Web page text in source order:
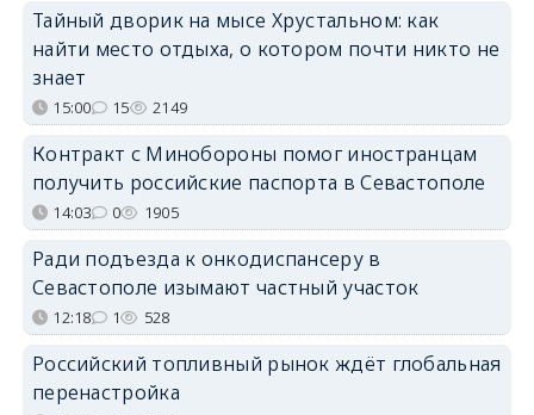
Тайный дворик на мысе Хрустальном: как
найти место отдыха, о котором почти никто не
знает
15:00 15 2149
Контракт с Минобороны помог иностранцам
получить российские паспорта в Севастополе
14:03 0 1905
Ради подъезда к онкодиспансеру в
Севастополе изымают частный участок
12:18 1 528
Российский топливный рынок ждёт глобальная
перенастройка